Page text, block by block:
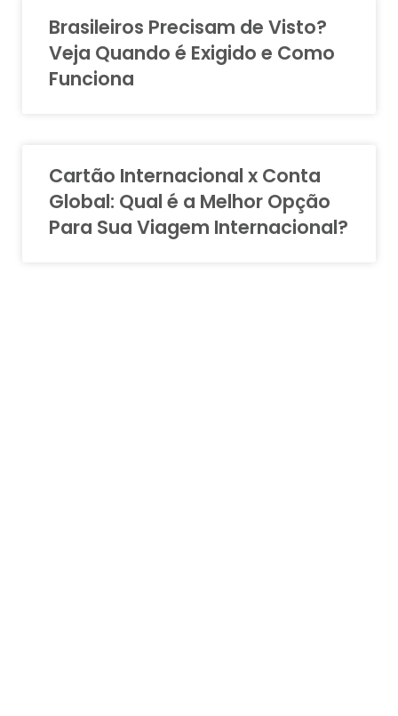
Brasileiros Precisam de Visto?
Veja Quando é Exigido e Como
Funciona
Cartão Internacional x Conta
Global: Qual é a Melhor Opção
Para Sua Viagem Internacional?